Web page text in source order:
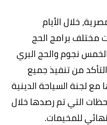
خلال الأيام
مختلف برامج الحج
نجوم والحج البري
من تنفيذ جميع
مع لجنة السياحة الدينية
التي تم رصدها خلال
للمخيمات.